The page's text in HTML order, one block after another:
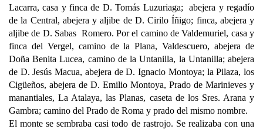
Lacarra, casa y finca de D. Tomás Luzuriaga; abejera y regadío
de la Central, abejera y aljibe de D. Cirilo Íñigo; finca, abejera y
aljibe de D. Sabas Romero. Por el camino de Valdemuriel, casa y
finca del Vergel, camino de la Plana, Valdescuero, abejera de
Doña Benita Lucea, camino de la Untanilla, la Untanilla; abejera
de D. Jesús Macua, abejera de D. Ignacio Montoya; la Pilaza, los
Cigüeños, abejera de D. Emilio Montoya, Prado de Marinieves y
manantiales, La Atalaya, las Planas, caseta de los Sres. Arana y
Gambra; camino del Prado de Roma y prado del mismo nombre.
El monte se sembraba casi todo de rastrojo. Se realizaba con una